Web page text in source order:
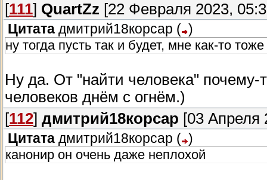
[111] QuartZz [22 Февраля 2023,
Цитата дмитрий18корсар ( )
ну тогда пусть так и будет, мне как-то
Ну да. От "найти человека" почему-
человеков днём с огнём.)
[112] дмитрий18корсар [03 Апреля
Цитата дмитрий18корсар ( )
канонир он очень даже неплохой